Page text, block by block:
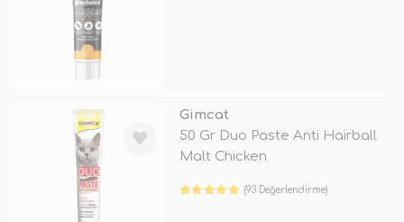
Gimcat
50 Gr Duo Paste Anti Hairball
Malt Chicken
(93 Değerlendirme)